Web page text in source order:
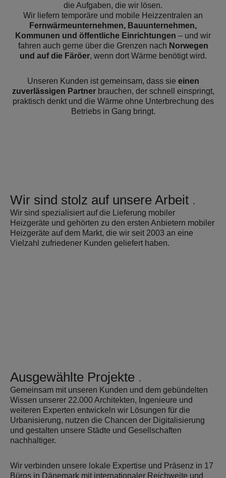
die Aufgaben, die wir lösen.
Wir liefern temporäre und mobile Heizzentralen an
Fernwärmeunternehmen, Bauunternehmen,
Kommunen und öffentliche Einrichtungen – und wir
fahren auch gerne über die Grenzen nach Norwegen
und auf die Färöer, wenn dort Wärme benötigt wird.
Unseren Kunden ist gemeinsam, dass sie einen
zuverlässigen Partnerbrauchen, der schnell einspringt,
praktisch denkt und die Wärme ohne Unterbrechung des
Betriebs in Gang bringt.
Wir sind stolz auf unsere Arbeit
Wir sind spezialisiert auf die Lieferung mobiler
Heizgeräte und gehörten zu den ersten Anbietern mobiler
Heizgeräte auf dem Markt, die wir seit 2003 an eine
Vielzahl zufriedener Kunden geliefert haben.
Ausgewählte Projekte
Gemeinsam mit unseren Kunden und dem gebündelten
Wissen unserer 22.000 Architekten, Ingenieure und
weiteren Experten entwickeln wir Lösungen für die
Urbanisierung, nutzen die Chancen der Digitalisierung
und gestalten unsere Städte und Gesellschaften
nachhaltiger.
Wir verbinden unsere lokale Expertise und Präsenz in 17
Büros in Dänemark mit internationaler Reichweite und